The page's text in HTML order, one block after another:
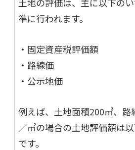
準に行われます。
・ 固定資産税評価額
・路線価
・公示地価
例えば、土地面積200㎡、路
／㎡の場合の土地評価額は
です。